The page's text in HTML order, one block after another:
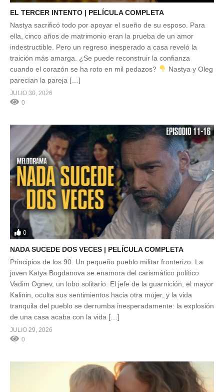
EL TERCER INTENTO | PELÍCULA COMPLETA
Nastya sacrificó todo por apoyar el sueño de su esposo. Para
ella, cinco años de matrimonio eran la prueba de un amor
indestructible. Pero un regreso inesperado a casa reveló la
traición más amarga. ¿Se puede reconstruir la confianza
cuando el corazón se ha roto en mil pedazos?
Nastya y Oleg
parecían la pareja […]
JULIO 30, 2026
0
0
NADA SUCEDE DOS VECES | PELÍCULA COMPLETA
Principios de los 90. Un pequeño pueblo militar fronterizo. La
joven Katya Bogdanova se enamora del carismático político
Vadim Ognev, un lobo solitario. El jefe de la guarnición, el mayor
Kalinin, oculta sus sentimientos hacia otra mujer, y la vida
tranquila del pueblo se derrumba inesperadamente: la explosión
de una casa acaba con la vida […]
JULIO 29, 2026
0